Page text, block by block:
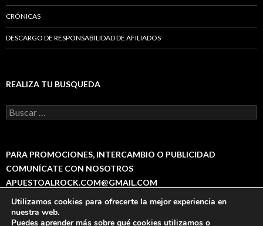
CRÓNICAS
DESCARGO DE RESPONSABILIDAD DE AFILIADOS
REALIZA TU BUSQUEDA
B
u
a
:
PARA PROMOCIONES, INTERCAMBIO O PUBLICIDAD
COMUNÍCATE CON NOSOTROS
APUESTOALROCK.COM@GMAIL.COM
Utilizamos cookies para ofrecerte la mejor experiencia en
nuestra web.
Puedes aprender más sobre qué cookies utilizamos o